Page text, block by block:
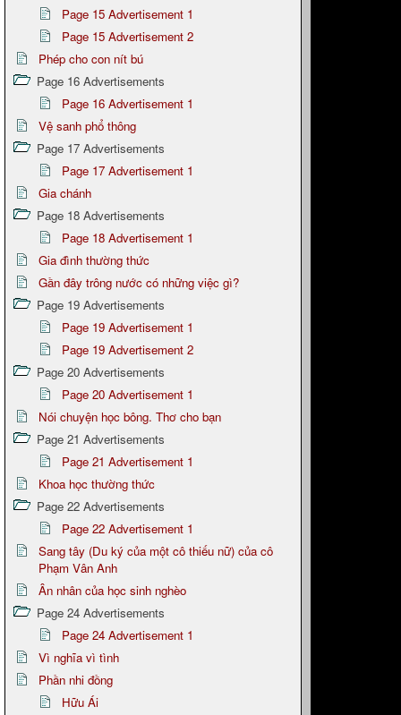
Page 15 Advertisement 1
Page 15 Advertisement 2
Phép cho con nít bú
Page 16 Advertisements
Page 16 Advertisement 1
Vệ sanh phổ thông
Page 17 Advertisements
Page 17 Advertisement 1
Gia chánh
Page 18 Advertisements
Page 18 Advertisement 1
Gia đình thường thức
Gần đây trông nước có những việc gì?
Page 19 Advertisements
Page 19 Advertisement 1
Page 19 Advertisement 2
Page 20 Advertisements
Page 20 Advertisement 1
Nói chuyện học bông. Thơ cho bạn
Page 21 Advertisements
Page 21 Advertisement 1
Khoa học thường thức
Page 22 Advertisements
Page 22 Advertisement 1
Sang tây (Du ký của một cô thiếu nữ) của cô
Phạm Vân Anh
Ân nhân của học sinh nghèo
Page 24 Advertisements
Page 24 Advertisement 1
Vì nghĩa vì tình
Phần nhi đồng
Hữu Ái